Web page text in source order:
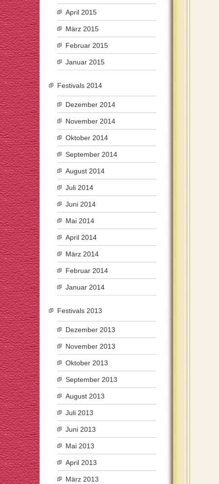
April 2015
März 2015
Februar 2015
Januar 2015
Festivals 2014
Dezember 2014
November 2014
Oktober 2014
September 2014
August 2014
Juli 2014
Juni 2014
Mai 2014
April 2014
März 2014
Februar 2014
Januar 2014
Festivals 2013
Dezember 2013
November 2013
Oktober 2013
September 2013
August 2013
Juli 2013
Juni 2013
Mai 2013
April 2013
März 2013